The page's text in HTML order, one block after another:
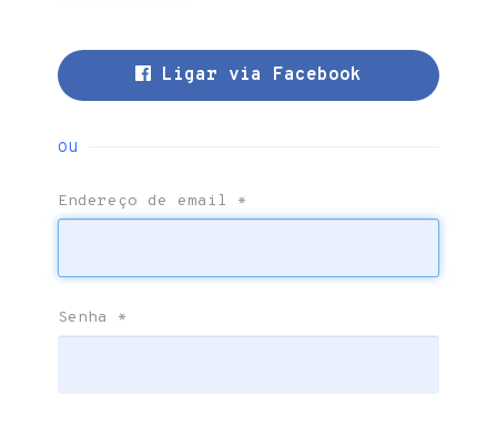
Ligar via Facebook
ou
Endereço de email *
Senha *